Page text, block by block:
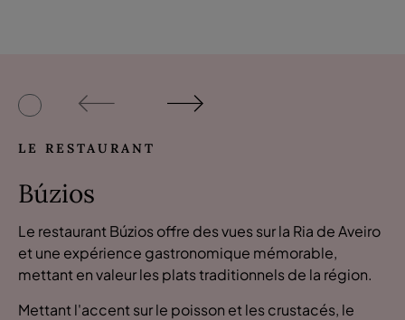
LE RESTAURANT
Búzios
Le restaurant Búzios offre des vues sur la Ria de Aveiro
et une expérience gastronomique mémorable,
mettant en valeur les plats traditionnels de la région.
Mettant l'accent sur le poisson et les crustacés, le